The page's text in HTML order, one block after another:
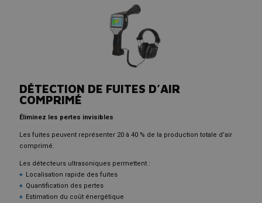
DÉTECTION DE FUITES D’AIR
COMPRIMÉ
Éliminez les pertes invisibles
Les fuites peuvent représenter 20 à 40 % de la production totale d’air
comprimé.
Les détecteurs ultrasoniques permettent :
Localisation rapide des fuites
Quantification des pertes
Estimation du coût énergétique